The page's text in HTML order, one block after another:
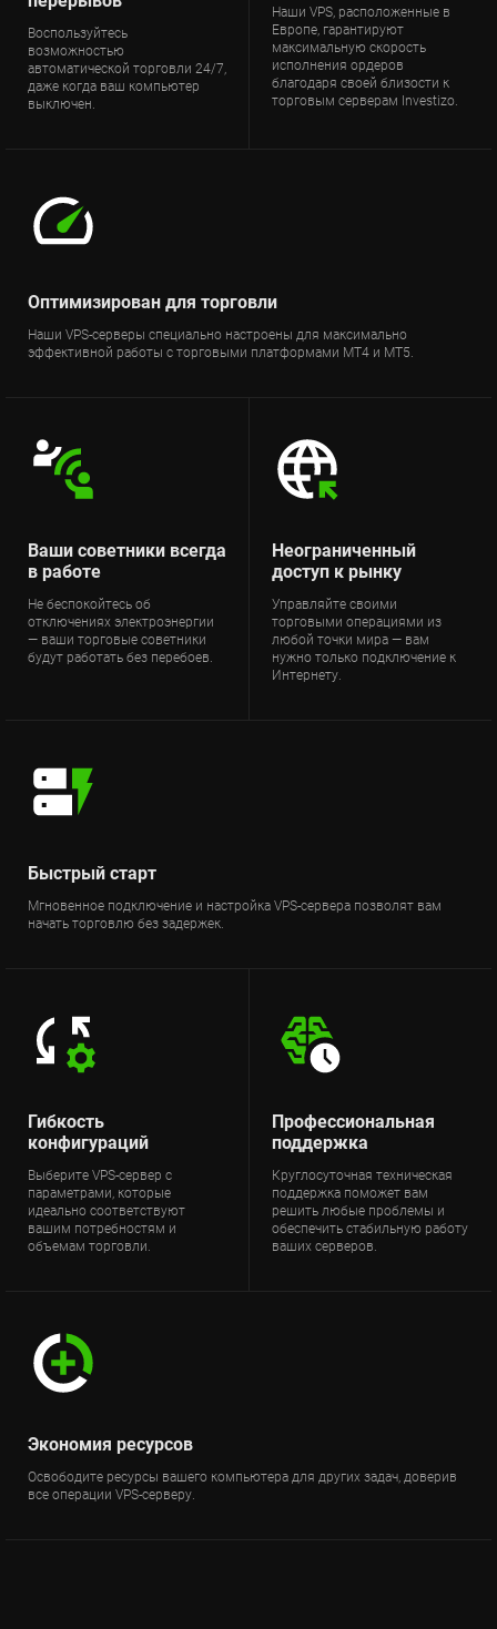
Воспользуйтесь
возможностью
автоматической торговли 24/7,
даже когда ваш компьютер
выключен.
Наши VPS, расположенные в
Европе, гарантируют
максимальную скорость
исполнения ордеров
благодаря своей близости к
торговым серверам Investizo.
Оптимизирован для торговли
Наши VPS-серверы специально настроены для максимально
эффективной работы с торговыми платформами MT4 и MT5.
Ваши советники всегда
в работе
Не беспокойтесь об
отключениях электроэнергии
— ваши торговые советники
будут работать без перебоев.
Неограниченный
доступ к рынку
Управляйте своими
торговыми операциями из
любой точки мира — вам
нужно только подключение к
Интернету.
Быстрый старт
Мгновенное подключение и настройка VPS-сервера позволят вам
начать торговлю без задержек.
Гибкость
конфигураций
Выберите VPS-сервер с
параметрами, которые
идеально соответствуют
вашим потребностям и
объемам торговли.
Профессиональная
поддержка
Круглосуточная техническая
поддержка поможет вам
решить любые проблемы и
обеспечить стабильную работу
ваших серверов.
Экономия ресурсов
Освободите ресурсы вашего компьютера для других задач, доверив
все операции VPS-серверу.